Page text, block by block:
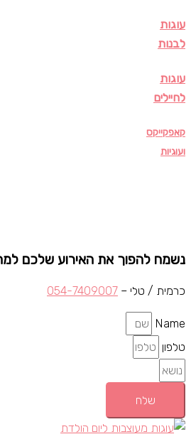
עוגות
לבנות
עוגות
לחיילים
קאפקייקס
ועוגיות
נשמח להפוך את האירוע שלכם
כרמית / טלי – 054-7409007
Name
טלפון
שלח